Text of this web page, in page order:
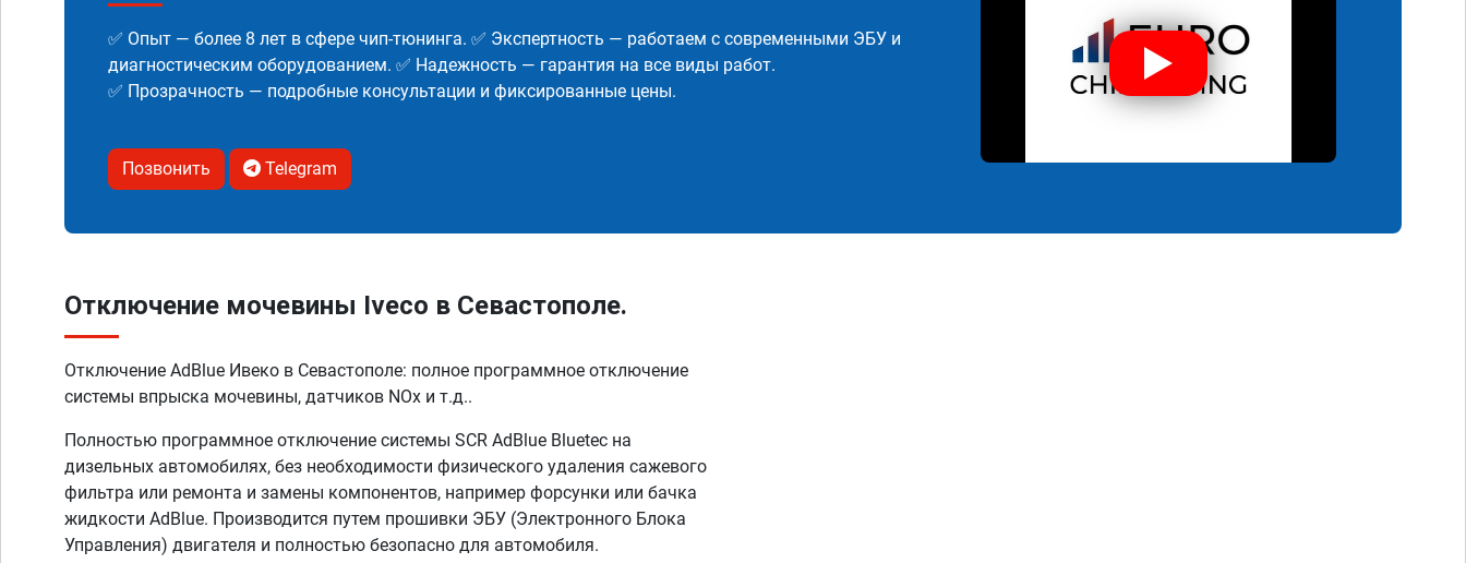
✅ Опыт — более 8 лет в сфере чип-тюнинга. ✅ Экспертность — работаем с современными ЭБУ и
диагностическим оборудованием. ✅ Надежность — гарантия на все виды работ.
✅ Прозрачность — подробные консультации и фиксированные цены.
Позвонить Telegram
Отключение мочевины Iveco в Севастополе.
Отключение AdBlue Ивеко в Севастополе: полное программное отключение
системы впрыска мочевины, датчиков NOx и т.д..
Полностью программное отключение системы SCR AdBlue Bluetec на
дизельных автомобилях, без необходимости физического удаления сажевого
фильтра или ремонта и замены компонентов, например форсунки или бачка
жидкости AdBlue. Производится путем прошивки ЭБУ (Электронного Блока
Управления) двигателя и полностью безопасно для автомобиля.